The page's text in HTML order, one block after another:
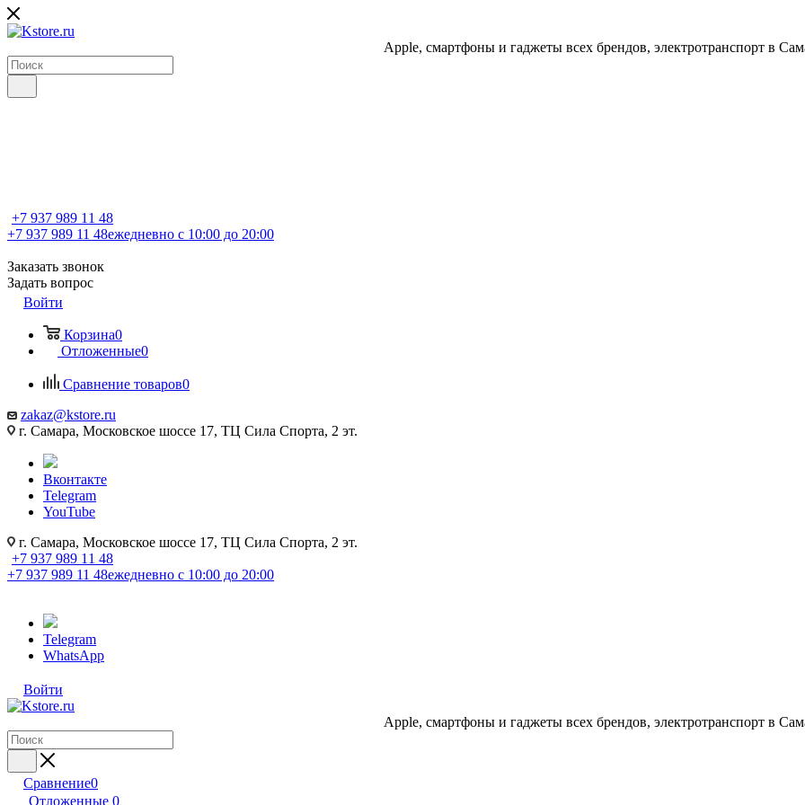
Apple, cмартфоны и гаджеты всех брендов, электротранспорт в
+7 937 989 11 48
+7 937 989 11 48ежедневно с 10:00 до 20:00
Заказать звонок
Задать вопрос
Войти
Корзина0
Отложенные0
Сравнение товаров0
zakaz@kstore.ru
г. Самара, Московское шоссе 17, ТЦ Сила Спорта, 2 эт.
Вконтакте
Telegram
YouTube
г. Самара, Московское шоссе 17, ТЦ Сила Спорта, 2 эт.
+7 937 989 11 48
+7 937 989 11 48ежедневно с 10:00 до 20:00
Telegram
WhatsApp
Войти
Apple, cмартфоны и гаджеты всех брендов, электротранспорт в
Сравнение0
Отложенные 0